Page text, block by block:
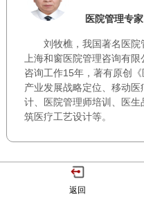
医院管理专家
刘牧樵，我国著名医院
上海和窗医院管理咨询有
咨询工作15年，著有原创
产业发展战略定位、移动
计、医院管理师培训、医
筑医疗工艺设计等。
返回